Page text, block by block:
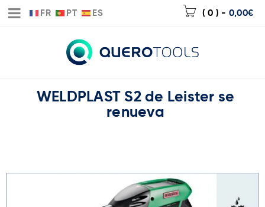
FR PT ES ( 0 ) - 0,00€
WELDPLAST S2 de Leister se
renueva